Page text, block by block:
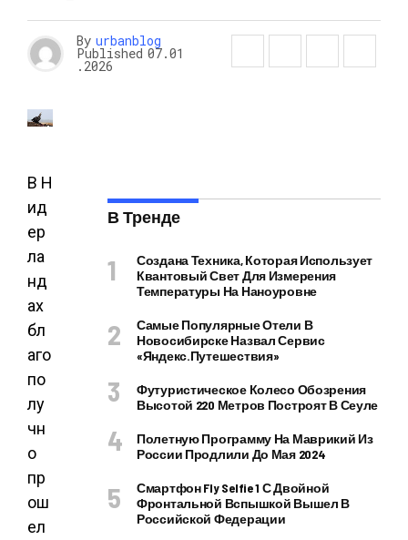
By urbanblog
Published 07.01
.2026
В Н
ид
ер
ла
нд
ах
бл
аго
по
лу
чн
о
пр
ош
ел
В Тренде
Создана Техника, Которая Использует
Квантовый Свет Для Измерения
Температуры На Наноуровне
Самые Популярные Отели В
Новосибирске Назвал Сервис
«Яндекс.Путешествия»
Футуристическое Колесо Обозрения
Высотой 220 Метров Построят В Сеуле
Полетную Программу На Маврикий Из
России Продлили До Мая 2024
Смартфон Fly Selfie 1 С Двойной
Фронтальной Вспышкой Вышел В
Российской Федерации